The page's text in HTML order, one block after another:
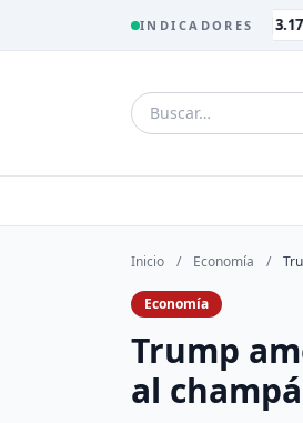
INDICADORES
TRM $ 3.179
Inicio / Economía /
Economía
Trump
al